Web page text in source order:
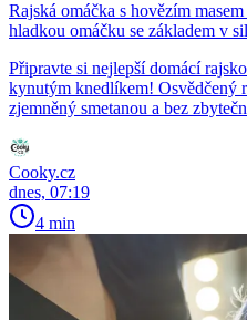
Rajská omáčka s hovězím
hladkou omáčku se základem v
Připravte si nejlepší domácí
kynutým knedlíkem! Osvědčený
zjemněný smetanou a bez
Cooky.cz
dnes, 07:19
4 min